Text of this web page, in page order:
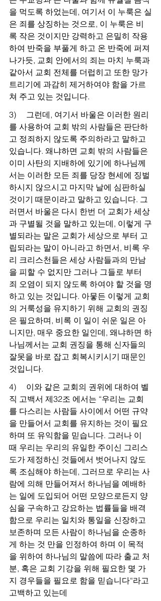
을 먹도록 하었는데, 여기서 이 누룩은 실
은 죄를 상징하는 것으로, 이 누룩은 비
록 작은 것이지만 강력하고 은밀히 작용
하여 반죽을 부풀게 하고 온 반죽에 퍼져
나가듯, 교회 안에서의 죄는 마치 누룩과
같아서 교회 전체를 더럽히고 또한 망가
트리기에 과감히 제거하여야 함을 가르
쳐 주고 있는 것입니다.
3)     그런데, 여기서 바울은 이러한 원리
를 사용하여 교회 밖의 사람들은 판단하
고 정죄하지 않도록 주의하라고 말하고
있습니다. 왜냐하면 교회 밖의 사람들은
이미 사탄의 지배하에 있기에 하나님께
서는 이러한 모든 죄를 당장 현세에 징벌
하시지 않으시고 마지막 날에 심판하실
것이기 때문이라고 말하고 있습니다. 그
러면서 바울은 다시 한번 더 교회가 세상
과 구별될 것을 말하고 있는데, 이렇게 구
별되라는 말은 교회가 세상으로 부터 고
립되라는 말이 아니라고 하면서, 비록 우
리 크리스천들은 세상 사람들과의 만남
을 피할 수 없지만 그러나 그들로 부터
죄 오염이 되지 않도록 하여야 할 것을 명
하고 있는 것입니다. 아뭏든 이렇게 교회
의 거룩성을 유지하기 위해 교회의 권징
은 필요하며, 비록 이 일이 쉬운 일은 아
니지만, 매우 중요한 일인데, 왜냐하면 하
나님께서는 교회 권징을 통해 신자들의
잘못을 바로 잡고 회복시키시기 때문인
것입니다.
4)     이와 같은 교회의 권위에 대하여 벨
직 고백서 제32조 에서는 “우리는 교회
를 다스리는 사람들 사이에서 어떤 규약
을 만들어서 교회를 유지하는 것이 필요
하며 또 유익함을 믿습니다. 그러나 이
때 우리는 우리의 유일한 주이신 그리스
도가 제정하신 것들에서 벗어나지 않도
록 조심해야 하는데, 그러므로 우리는 사
람에 의해 만들어져서 하나님을 예배하
는 일에 도입되어 어떤 모양으로든지 양
심을 구속하고 강요하는 법률들을 배격
함으로 우리는 일치와 통일을 신장하고
보존하며 모든 사람이 하나님을 순종하
게 하는 것 만을 인정하여 하며 이 목적
을 위하여 하나님의 말씀에 따라 출교 처
분, 혹은 교회 기강을 위해 필요한 몇 가
지 경우들을 필요로 함을 믿습니다“라고
고백하고 있는데